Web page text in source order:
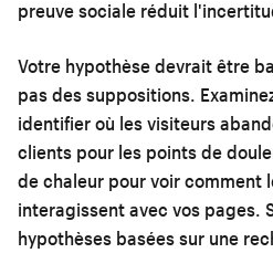
preuve sociale réduit
Votre hypothèse devrait être
pas des suppositions.
identifier où les visiteurs
clients pour les points de
de chaleur pour voir comment
interagissent avec vos pages.
hypothèses basées sur une